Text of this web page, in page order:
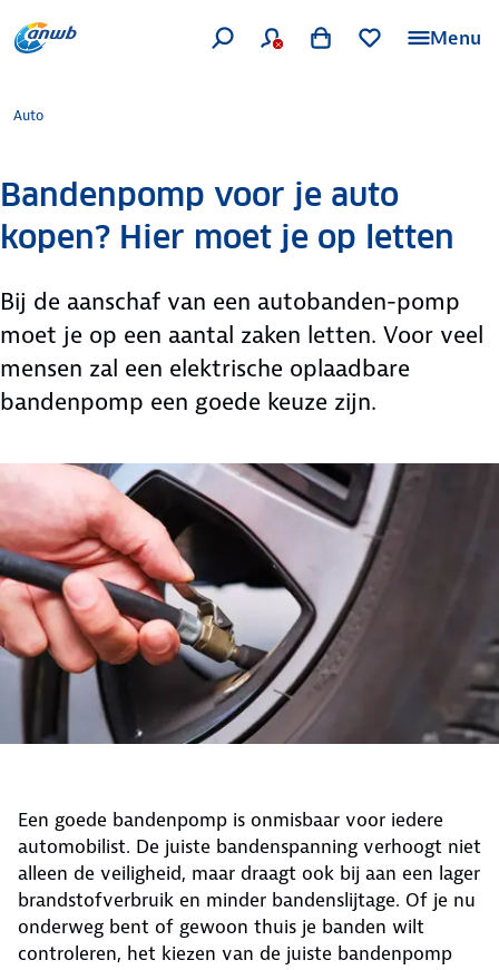
Menu
Auto
Bandenpomp voor je auto
kopen? Hier moet je op letten
Bij de aanschaf van een autobanden-pomp
moet je op een aantal zaken letten. Voor veel
mensen zal een elektrische oplaadbare
bandenpomp een goede keuze zijn.
Een goede bandenpomp is onmisbaar voor iedere
automobilist. De juiste bandenspanning verhoogt niet
alleen de veiligheid, maar draagt ook bij aan een lager
brandstofverbruik en minder bandenslijtage. Of je nu
onderweg bent of gewoon thuis je banden wilt
controleren, het kiezen van de juiste bandenpomp